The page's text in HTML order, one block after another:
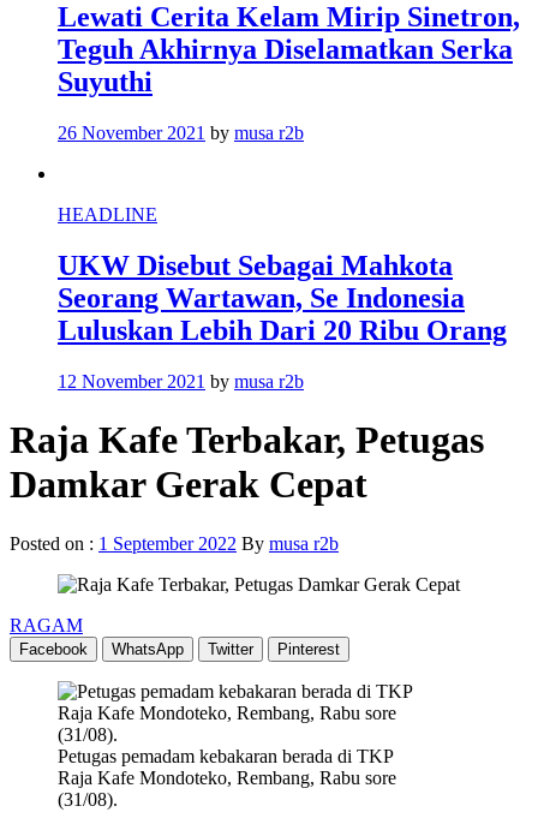
Lewati Cerita Kelam Mirip Sinetron,
Teguh Akhirnya Diselamatkan Serka
Suyuthi
26 November 2021 by musa r2b
HEADLINE
UKW Disebut Sebagai Mahkota
Seorang Wartawan, Se Indonesia
Luluskan Lebih Dari 20 Ribu Orang
12 November 2021 by musa r2b
Raja Kafe Terbakar, Petugas
Damkar Gerak Cepat
Posted on : 1 September 2022 By musa r2b
RAGAM
Facebook WhatsApp Twitter Pinterest
Petugas pemadam kebakaran berada di TKP
Raja Kafe Mondoteko, Rembang, Rabu sore
(31/08).